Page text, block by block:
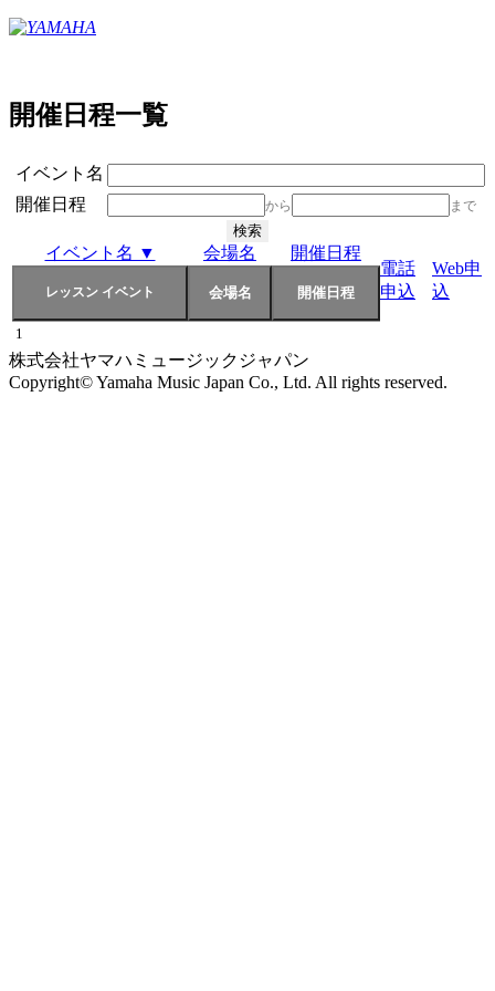
開催日程一覧
イベント名
開催日程
から まで
イベント名 ▼ 会場名
開催日程
電話
申込
Web申
込
1
株式会社ヤマハミュージックジャパン
Copyright© Yamaha Music Japan Co., Ltd. All rights reserved.